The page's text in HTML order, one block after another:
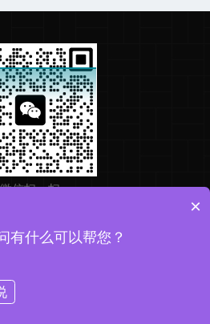
微信扫一扫
×
有什么可以帮您？